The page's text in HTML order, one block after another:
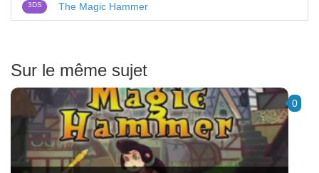
3DS The Magic Hammer
Sur le même sujet
0